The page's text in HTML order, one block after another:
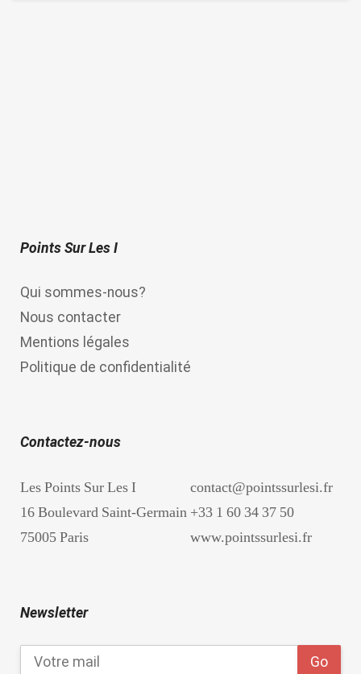
Points Sur Les I
Qui sommes-nous?
Nous contacter
Mentions légales
Politique de confidentialité
Contactez-nous
Les Points Sur Les I
16 Boulevard Saint-Germain
75005 Paris
contact@pointssurlesi.fr
+33 1 60 34 37 50
www.pointssurlesi.fr
Newsletter